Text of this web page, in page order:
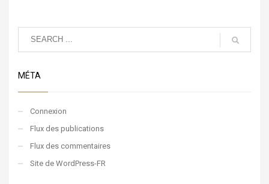
MÉTA
Connexion
Flux des publications
Flux des commentaires
Site de WordPress-FR